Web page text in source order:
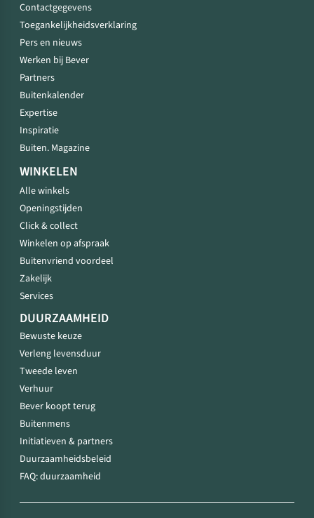
Contactgegevens
Toegankelijkheidsverklaring
Pers en nieuws
Werken bij Bever
Partners
Buitenkalender
Expertise
Inspiratie
Buiten. Magazine
WINKELEN
Alle winkels
Openingstijden
Click & collect
Winkelen op afspraak
Buitenvriend voordeel
Zakelijk
Services
DUURZAAMHEID
Bewuste keuze
Verleng levensduur
Tweede leven
Verhuur
Bever koopt terug
Buitenmens
Initiatieven & partners
Duurzaamheidsbeleid
FAQ: duurzaamheid